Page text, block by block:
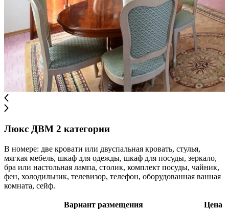
Люкс ДВМ 2 категории
В номере: две кровати или двуспальная кровать, стулья,
мягкая мебель, шкаф для одежды, шкаф для посуды, зеркало,
бра или настольная лампа, столик, комплект посуды, чайник,
фен, холодильник, телевизор, телефон, оборудованная ванная
комната, сейф.
Вариант размещения
Цена